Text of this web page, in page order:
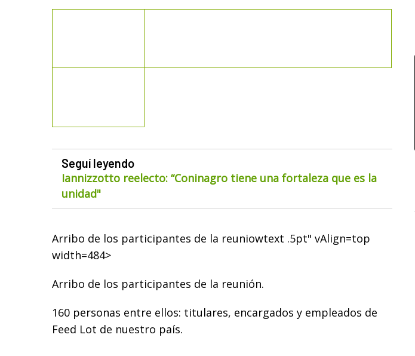
Seguí leyendo
Iannizzotto reelecto: “Coninagro tiene una fortaleza que es la
unidad"
Arribo de los participantes de la reuniowtext .5pt" vAlign=top
width=484>
Arribo de los participantes de la reunión.
160 personas entre ellos: titulares, encargados y empleados de
Feed Lot de nuestro país.